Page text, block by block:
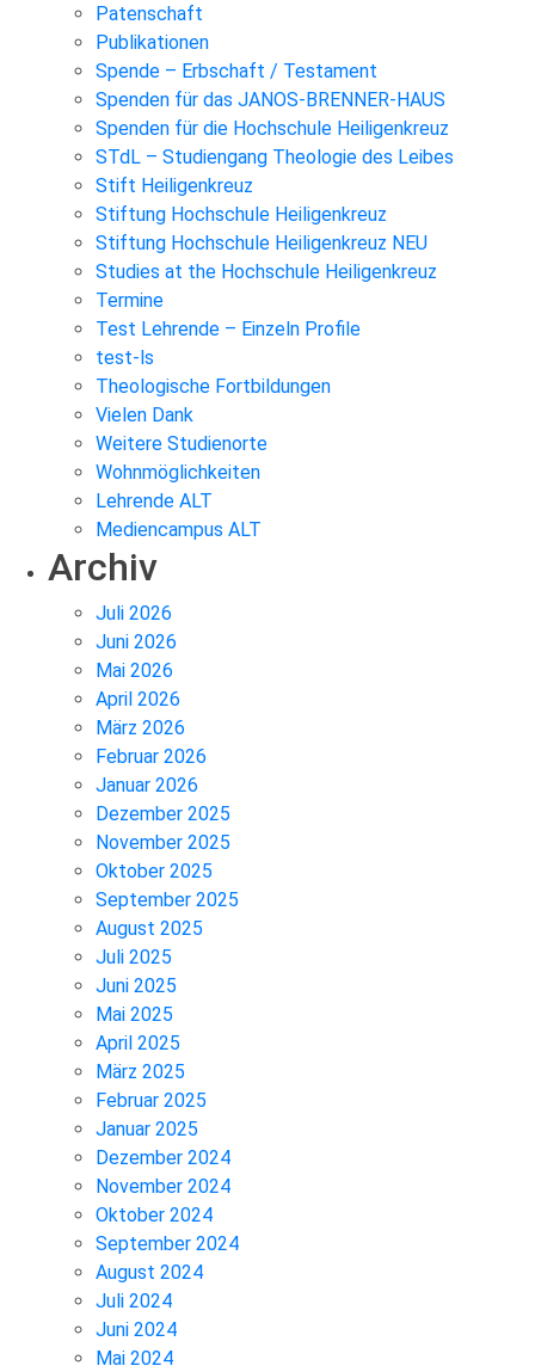
Patenschaft
Publikationen
Spende – Erbschaft / Testament
Spenden für das JANOS-BRENNER-HAUS
Spenden für die Hochschule Heiligenkreuz
STdL – Studiengang Theologie des Leibes
Stift Heiligenkreuz
Stiftung Hochschule Heiligenkreuz
Stiftung Hochschule Heiligenkreuz NEU
Studies at the Hochschule Heiligenkreuz
Termine
Test Lehrende – Einzeln Profile
test-ls
Theologische Fortbildungen
Vielen Dank
Weitere Studienorte
Wohnmöglichkeiten
Lehrende ALT
Mediencampus ALT
Archiv
Juli 2026
Juni 2026
Mai 2026
April 2026
März 2026
Februar 2026
Januar 2026
Dezember 2025
November 2025
Oktober 2025
September 2025
August 2025
Juli 2025
Juni 2025
Mai 2025
April 2025
März 2025
Februar 2025
Januar 2025
Dezember 2024
November 2024
Oktober 2024
September 2024
August 2024
Juli 2024
Juni 2024
Mai 2024